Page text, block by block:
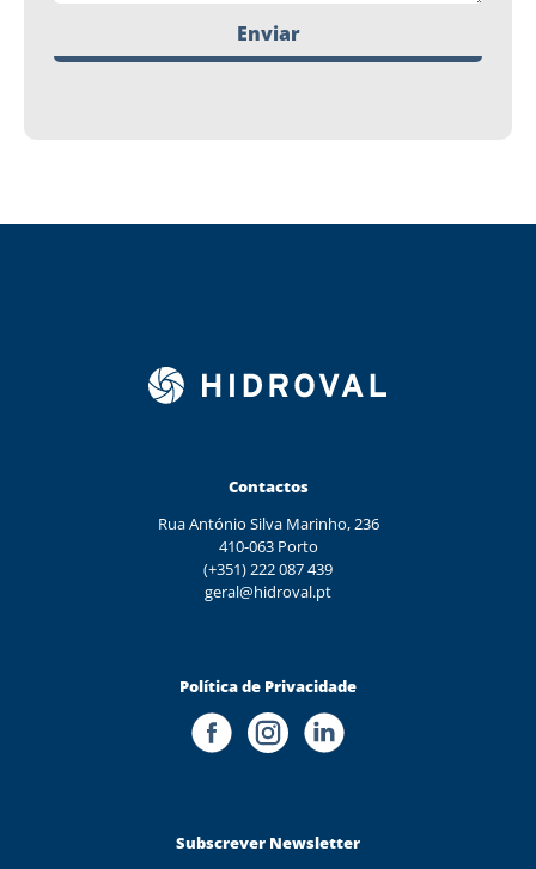
Enviar
Contactos
Rua António Silva Marinho, 236
410-063 Porto
(+351) 222 087 439
geral@hidroval.pt
Política de Privacidade
Subscrever Newsletter